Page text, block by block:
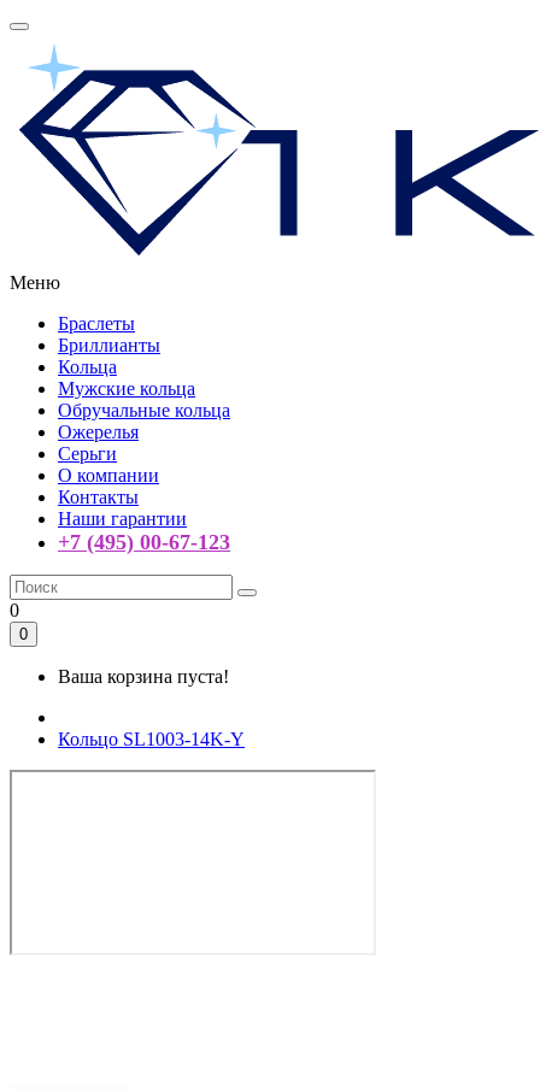
Меню
Браслеты
Бриллианты
Кольца
Мужские кольца
Обручальные кольца
Ожерелья
Серьги
О компании
Контакты
Наши гарантии
+7 (495) 00-67-123
0
0
Ваша корзина пуста!
Кольцо SL1003-14K-Y